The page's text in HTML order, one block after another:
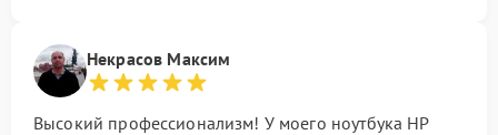
Некрасов Максим
Высокий профессионализм! У моего ноутбука HP